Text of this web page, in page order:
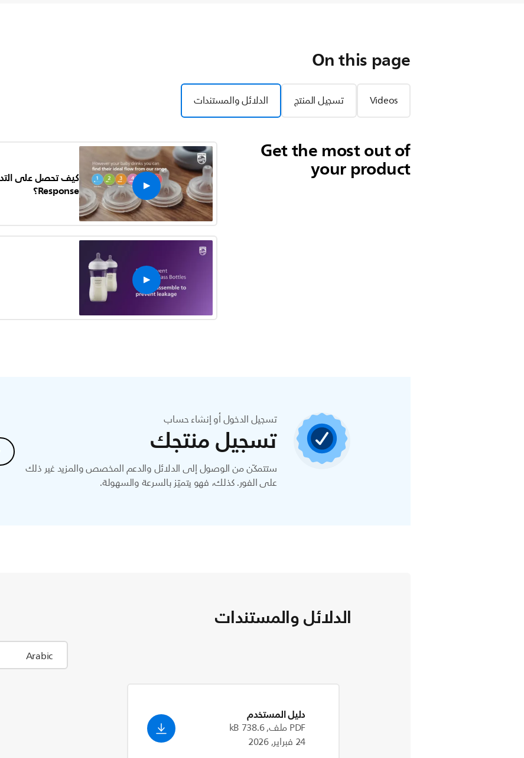
On this page
Videos تسجيل المنتج الدلائل والمستندات
Get the most out of
your product
Response؟
تسجيل الدخول أو إنشاء حساب
تسجيل منتجك
ستتمكّن من الوصول إلى الدلائل والدعم المخصص والمزيد غير ذلك
على الفور. كذلك، فهو يتميّز بالسرعة والسهولة.
الدلائل والمستندات
دليل المستخدم
PDF ملف, 738.6 kB
24 فبراير, 2026